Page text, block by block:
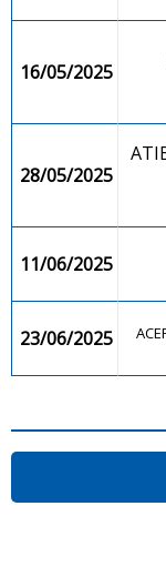
16/05/2025
28/05/2025
11/06/2025
23/06/2025